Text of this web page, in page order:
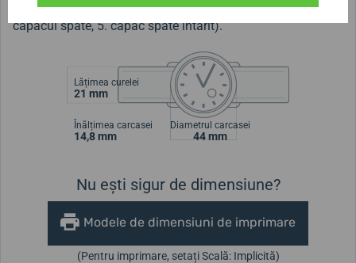
garnitură dublă pe coroană, 4. garnitură specială pe
capacul spate, 5. capac spate întărit).
Lățimea curelei
21 mm
Înălțimea carcasei
14,8 mm
Diametrul carcasei
44 mm
Nu ești sigur de dimensiune?
Modele de dimensiuni de imprimare
(Pentru imprimare, setați Scală: Implicită)